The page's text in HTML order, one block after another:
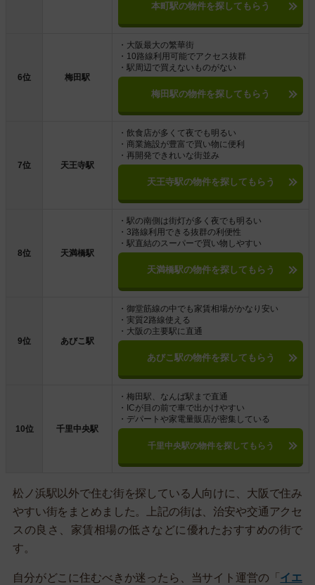
本町駅の物件を探してもらう
6位 梅田駅
・大阪最大の繁華街
・10路線利用可能でアクセス抜群
・駅周辺で買えないものがない
梅田駅の物件を探してもらう
7位 天王寺駅
・飲食店が多くて夜でも明るい
・商業施設が豊富で買い物に便利
・再開発できれいな街並み
天王寺駅の物件を探してもらう
8位 天満橋駅
・駅の南側は街灯が多く夜でも明るい
・3路線利用できる抜群の利便性
・駅直結のスーパーで買い物しやすい
天満橋駅の物件を探してもらう
9位 あびこ駅
・御堂筋線の中でも家賃相場がかなり安い
・実質2路線使える
・大阪の主要駅に直通
あびこ駅の物件を探してもらう
10位 千里中央駅
・梅田駅、なんば駅まで直通
・ICが目の前で車で出かけやすい
・デパートや家電量販店が密集している
千里中央駅の物件を探してもらう
松ノ浜駅以外で住む街を探している人向けに、大阪で住み
やすい街をまとめました。上記の街は、治安や交通アクセ
スの良さ、家賃相場の低さなどに優れたおすすめの街で
す。
自分がどこに住むべきか迷ったら、当サイト運営の「 イエ